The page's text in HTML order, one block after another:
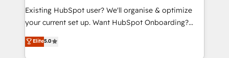
technology, professional services, financial services
and industrial sectors. Offices in Johannesburg, Cape
implementations delivered. AI visibility coverage
across ChatGPT, Claude, Perplexity, Gemini and
Existing HubSpot user? We'll organise & optimize
your current set up. Want HubSpot Onboarding?
We'll customise your CRM & automate your business
processes. Welcome to our Profile! We can help
Elite5.0